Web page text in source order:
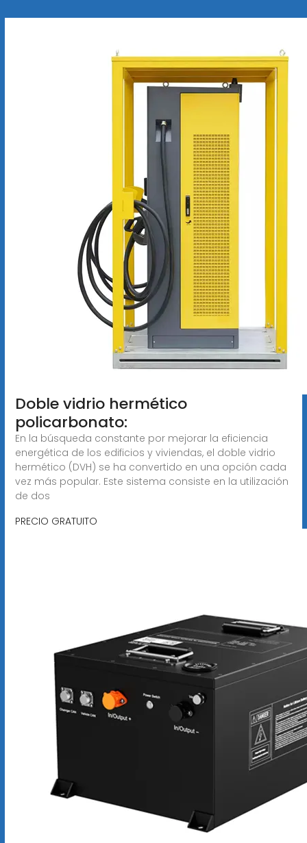
Doble vidrio hermético
policarbonato:
En la búsqueda constante por mejorar la eficiencia
energética de los edificios y viviendas, el doble vidrio
hermético (DVH) se ha convertido en una opción cada
vez más popular. Este sistema consiste en la utilización
de dos
PRECIO GRATUITO